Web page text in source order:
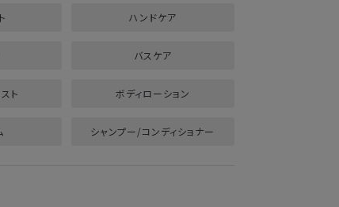
ハンドケア
バスケア
ト ボディローション
シャンプー/コンディショナー